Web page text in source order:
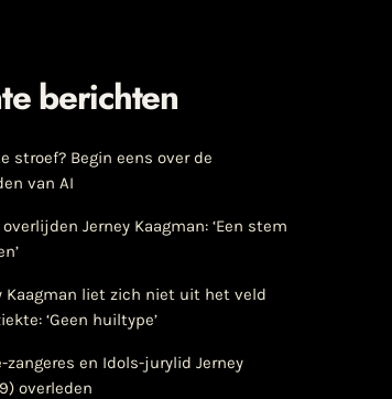
berichten
stroef? Begin eens over de
van AI
Jerney Kaagman: ‘Een stem
Kaagman liet zich niet uit het veld
‘Geen huiltype’
zangeres en Idols-jurylid Jerney
overleden